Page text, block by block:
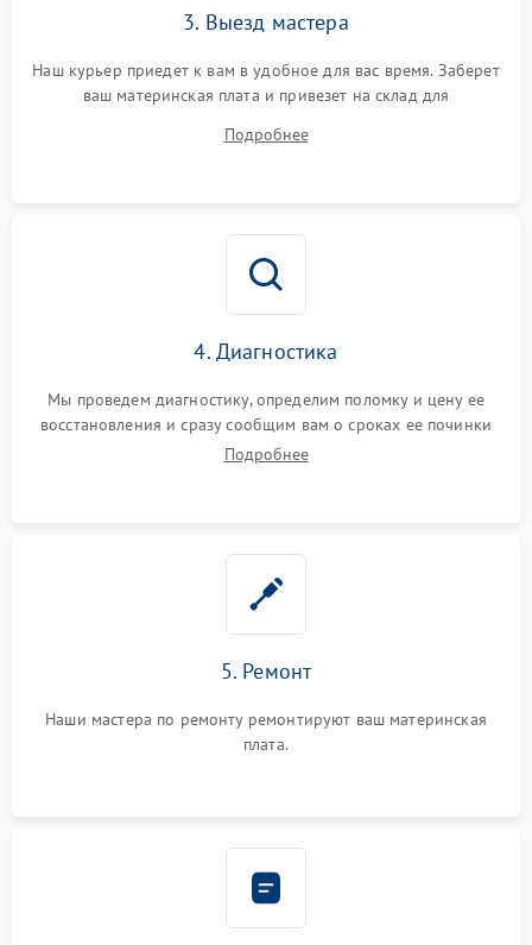
3. Выезд мастера
Наш курьер приедет к вам в удобное для вас время. Заберет
ваш материнская плата и привезет на склад для
Подробнее
4. Диагностика
Мы проведем диагностику, определим поломку и цену ее
восстановления и сразу сообщим вам о сроках ее починки
Подробнее
5. Ремонт
Наши мастера по ремонту ремонтируют ваш материнская
плата.